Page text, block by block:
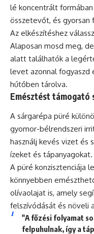
lé koncentrált
összetevőt, és gyorsan
Az elkészítéshez
Alaposan mosd meg,
alatt találhatók a
levet azonnal fogyaszd
hűtőben tárolva.
Emésztést támogató
A sárgarépa püré
gyomor-bélrendszeri
használj kevés vizet és
ízeket és tápanyagokat.
A püré konzisztenciája
könnyebben
olívaolajat is, amely
felszívódását és növeli
"A főzési folyamat
felpuhulnak, így a